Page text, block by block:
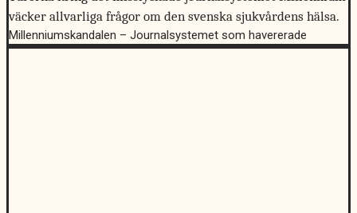
väcker allvarliga frågor om den svenska sjukvårdens hälsa.
Millenniumskandalen – Journalsystemet som havererade